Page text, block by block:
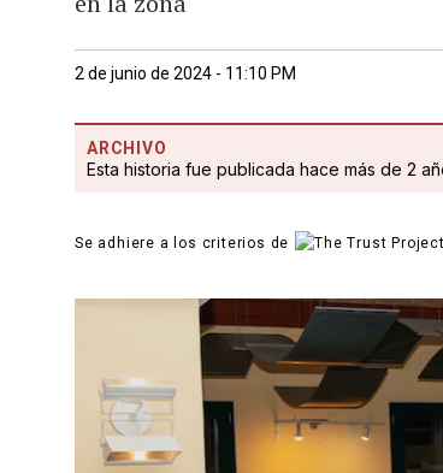
2 de junio de 2024 - 11:10 PM
ARCHIVO
Esta historia fue publicada hace más de 2
Se adhiere a los criterios de